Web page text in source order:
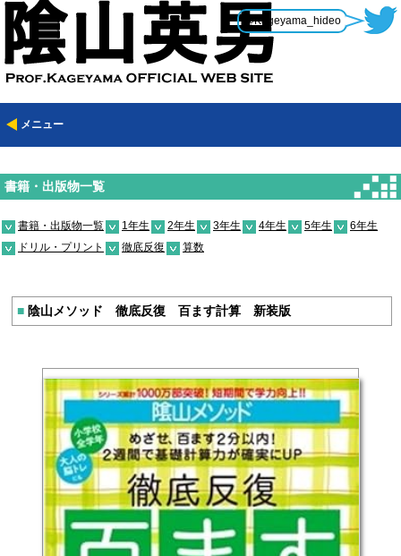
@Kageyama_hideo
メニュー
書籍・出版物一覧
書籍・出版物一覧 1年生 2年生 3年生 4年生 5年生
6年生
ドリル・プリント
徹底反復 算数
■ 陰山メソッド 徹底反復 百ます計算 新装版